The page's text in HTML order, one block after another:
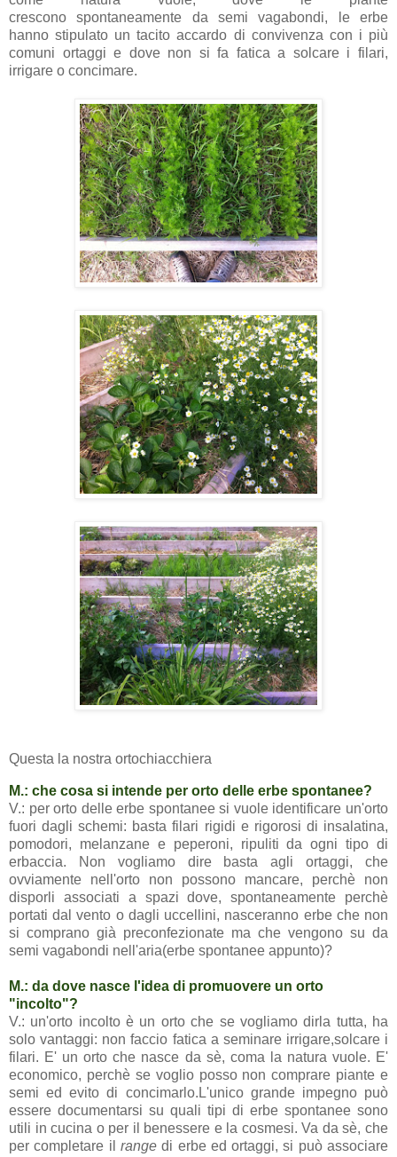
cresconospontaneamente da semi vagabondi, le erbe
hanno stipulato un tacito accardo di convivenza con i più
comuni ortaggi e dove non si fa fatica a solcare i filari,
irrigare o concimare.
Questa la nostra ortochiacchiera
M.: che cosa si intende per orto delle erbe spontanee?
V.: per orto delle erbe spontanee si vuole identificare un'orto
fuori dagli schemi: basta filari rigidi e rigorosi di insalatina,
pomodori, melanzane e peperoni, ripuliti da ogni tipo di
erbaccia. Non vogliamo dire basta agli ortaggi, che
ovviamente nell'orto non possono mancare, perchè non
disporli associati a spazi dove, spontaneamente perchè
portati dal vento o dagli uccellini, nasceranno erbe che non
si comprano già preconfezionate ma che vengono su da
semi vagabondi nell'aria(erbe spontanee appunto)?
M.: da dove nasce l'idea di promuovere un orto
"incolto"?
V.: un'orto incolto è un orto che se vogliamo dirla tutta, ha
solo vantaggi: non faccio fatica a seminare irrigare,solcare i
filari. E' un orto che nasce da sè, coma la natura vuole. E'
economico, perchè se voglio posso non comprare piante e
semi ed evito di concimarlo.L'unico grande impegno può
essere documentarsi su quali tipi di erbe spontanee sono
utili in cucina o per il benessere e la cosmesi. Va da sè, che
per completare il rangedi erbe ed ortaggi, si può associare